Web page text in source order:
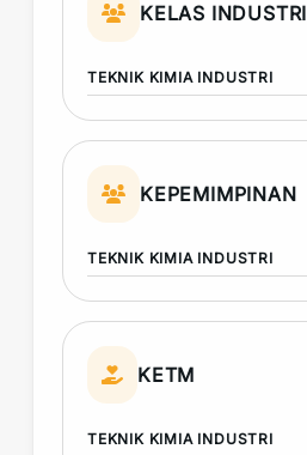
KELAS INDUSTRI
TEKNIK KIMIA INDUSTRI
KEPEMIMPINAN
TEKNIK KIMIA INDUSTRI
KETM
TEKNIK KIMIA INDUSTRI